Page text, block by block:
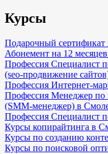
Курсы
Подарочный
Абонемент на 12
Профессия Специалист
(seo-продвижение
Профессия Интернет-
Профессия Менеджер по
(SMM-менеджер) в
Профессия Специалист
Курсы копирайтинга в
Курсы по созданию
Курсы по поисковой